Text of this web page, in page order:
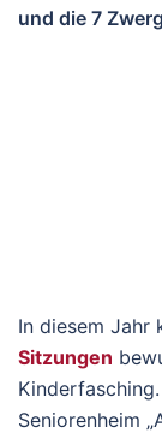
und die 7
In diesem Jahr
Sitzungen
Seniorenheim